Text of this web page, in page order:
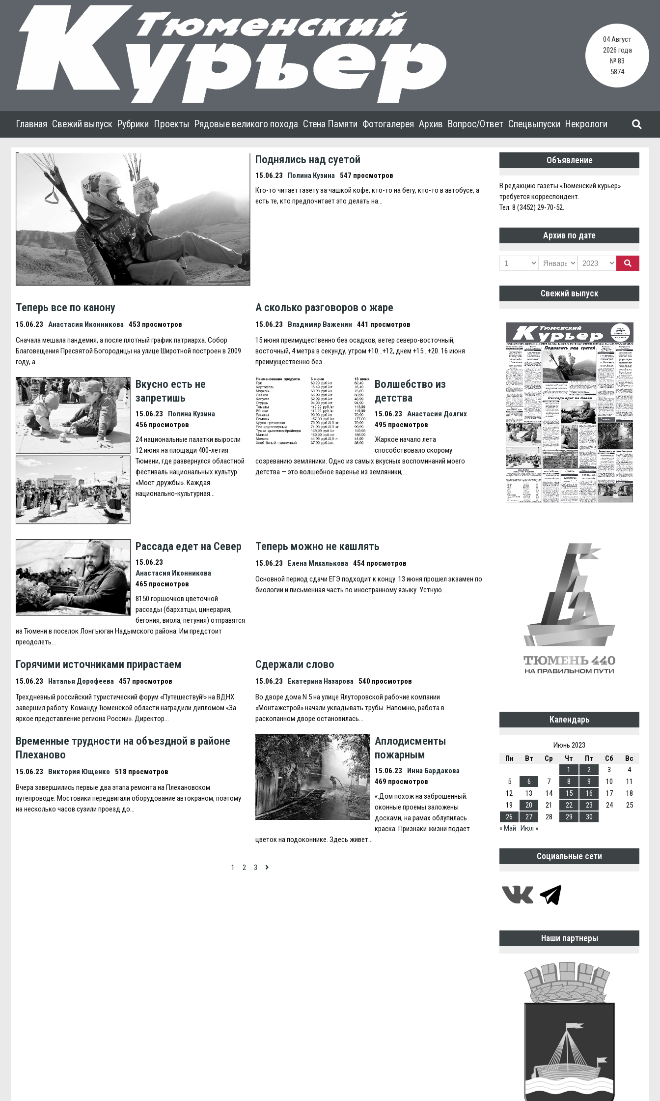
04 Август
2026 года
№ 83
5874
Главная Свежий выпуск Рубрики Проекты Рядовые великого похода Стена Памяти Фотогалерея Архив Вопрос/Ответ Спецвыпуски Некрологи
Поднялись над суетой
15.06.23 Полина Кузина 547 просмотров
Кто-то читает газету за чашкой кофе, кто-то на бегу, кто-то в автобусе, а
есть те, кто предпочитает это делать на…
Теперь все по канону
15.06.23 Анастасия Иконникова 453 просмотров
Сначала мешала пандемия, а после плотный график патриарха. Собор
Благовещения Пресвятой Богородицы на улице Широтной построен в 2009
году, а…
А сколько разговоров о жаре
15.06.23 Владимир Важенин
441 просмотров
15 июня преимущественно без осадков, ветер северо-восточный,
восточный, 4 метра в секунду, утром +10…+12, днем +15…+20. 16 июня
преимущественно без…
Вкусно есть не
запретишь
15.06.23
Полина Кузина
456 просмотров
24 национальные палатки выросли
12 июня на площади 400-летия
Тюмени, где развернулся областной
фестиваль национальных культур
«Мост дружбы». Каждая
национально-культурная…
Волшебство из
детства
15.06.23
Анастасия Долгих
495 просмотров
Жаркое начало лета
способствовало скорому
созреванию земляники. Одно из самых вкусных воспоминаний моего
детства — это волшебное варенье из земляники,…
Рассада едет на Север
15.06.23
Анастасия Иконникова
465 просмотров
8150 горшочков цветочной
рассады (бархатцы, цинерария,
бегония, виола, петуния) отправятся
из Тюмени в поселок Лонгъюган Надымского района. Им предстоит
преодолеть…
Теперь можно не кашлять
15.06.23 Елена Михалькова 454 просмотров
Основной период сдачи EГЭ подходит к концу. 13 июня прошел экзамен по
биологии и письменная часть по иностранному языку. Устную…
Горячими источниками прирастаем
15.06.23 Наталья Дорофеева 457 просмотров
Трехдневный российский туристический форум «Путешествуй!» на ВДНХ
завершил работу. Команду Тюменской области наградили дипломом «За
яркое представление региона России». Директор…
Сдержали слово
15.06.23 Екатерина Назарова 540 просмотров
Во дворе дома N 5 на улице Ялуторовской рабочие компании
«Монтажстрой» начали укладывать трубы. Напомню, работа в
раскопанном дворе остановилась…
Временные трудности на объездной в районе
Плеханово
15.06.23 Виктория Ющенко
518 просмотров
Вчера завершились первые два этапа ремонта на Плехановском
путепроводе. Мостовики передвигали оборудование автокраном, поэтому
на несколько часов сузили проезд до…
Аплодисменты
пожарным
15.06.23
Инна Бардакова
469 просмотров
«.Дом похож на заброшенный:
оконные проемы заложены
досками, на рамах облупилась
краска. Признаки жизни подает
цветок на подоконнике. Здесь живет…
1 2 3
Объявление
В редакцию газеты «Тюменский курьер»
требуется корреспондент.
Тел. 8 (3452) 29-70-52.
Архив по дате
Свежий выпуск
Календарь
Июнь 2023
Пн
Вт Ср Чт Пт Сб
Вс
1
2 3
4
5
6 7 8 9 10
11
12
13 14 15 16 17
18
19
20 21 22 23 24
25
26
27 28 29
30
« Май Июл »
Социальные сети
Наши партнеры